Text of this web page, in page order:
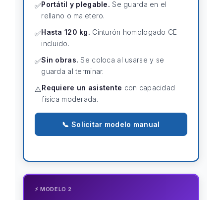
✅Portátil y plegable. Se guarda en el
rellano o maletero.
✅Hasta 120 kg. Cinturón homologado CE
incluido.
✅Sin obras. Se coloca al usarse y se
guarda al terminar.
⚠️Requiere un asistente con capacidad
física moderada.
📞 Solicitar modelo manual
⚡ MODELO 2